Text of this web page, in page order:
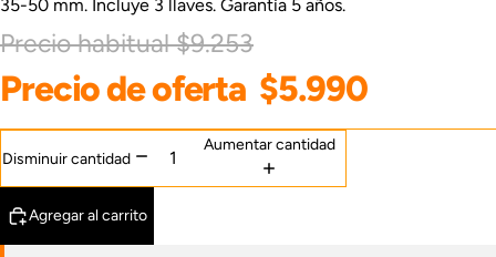
35-50 mm. Incluye 3 llaves. Garantía 5 años.
Precio habitual$9.253
Precio de oferta $5.990
Disminuir cantidad
Aumentar cantidad
Agregar al carrito